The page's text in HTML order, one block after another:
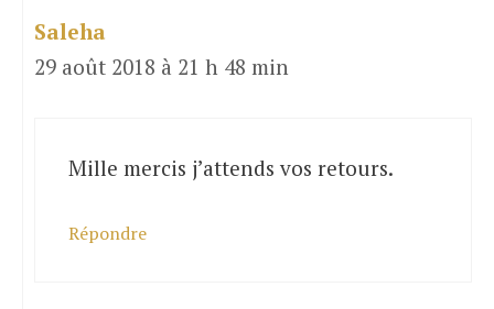
Saleha
29 août 2018 à 21 h 48 min
Mille mercis j’attends vos retours.
Répondre